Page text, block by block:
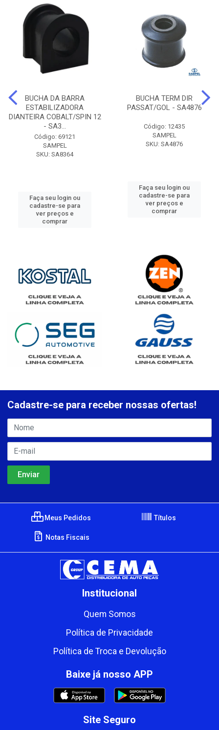
BUCHA DA BARRA
ESTABILIZADORA
DIANTEIRA COBALT/SPIN 12
- SA3...
Código: 69121
SAMPEL
SKU: SA8364
Faça seu login ou
cadastre-se para
ver preços e
comprar
BUCHA TERM DIR
PASSAT/GOL - SA4876
Código: 12435
SAMPEL
SKU: SA4876
Faça seu login ou
cadastre-se para
ver preços e
comprar
Cadastre-se para receber nossas ofertas!
Meus Pedidos Títulos
Notas Fiscais
Institucional
Quem Somos
Política de Privacidade
Política de Troca e Devolução
Baixe já nosso APP
Site Seguro